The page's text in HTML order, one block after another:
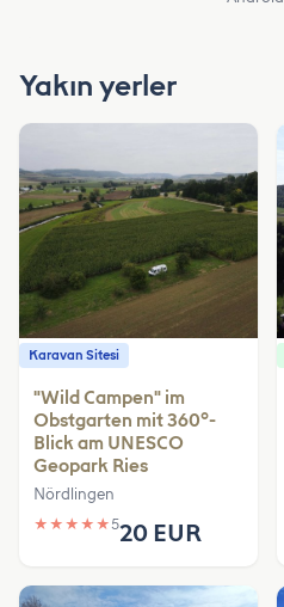
Yakın yerler
Karavan Sitesi
"Wild Campen" im
Obstgarten mit 360°-
Blick am UNESCO
Geopark Ries
Nördlingen
★ ★ ★ ★ ★520 EUR